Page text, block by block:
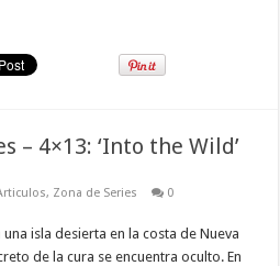
– 4×13: ‘Into the Wild’
, Zona de Series 0
isla desierta en la costa de Nueva
de la cura se encuentra oculto. En